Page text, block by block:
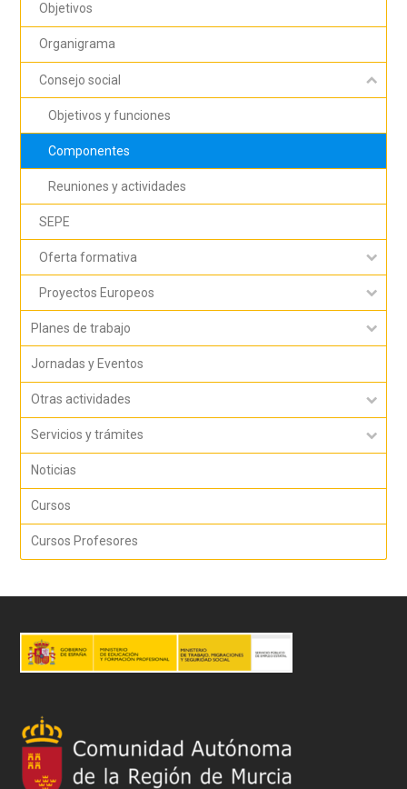
Objetivos
Organigrama
Consejo social
Objetivos y funciones
Componentes
Reuniones y actividades
SEPE
Oferta formativa
Proyectos Europeos
Planes de trabajo
Jornadas y Eventos
Otras actividades
Servicios y trámites
Noticias
Cursos
Cursos Profesores